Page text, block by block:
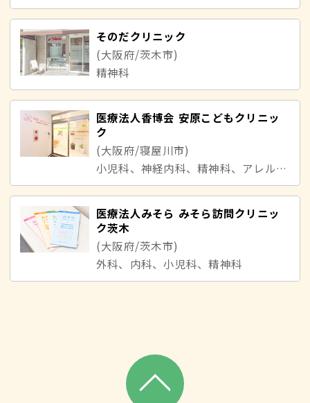
そのだクリニック
(大阪府/茨木市)
精神科
医療法人香博会 安原こどもクリニッ
ク
(大阪府/寝屋川市)
小児科、神経内科、精神科、アレルギー科
医療法人みそら みそら訪問クリニッ
ク茨木
(大阪府/茨木市)
外科、内科、小児科、精神科